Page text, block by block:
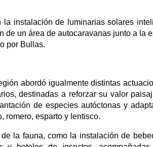
instalación de luminarias solares
un área de autocaravanas junto a la
por Bullas.
abordó igualmente distintas
destinadas a reforzar su valor
de especies autóctonas y
romero, esparto y lentisco.
la fauna, como la instalación de